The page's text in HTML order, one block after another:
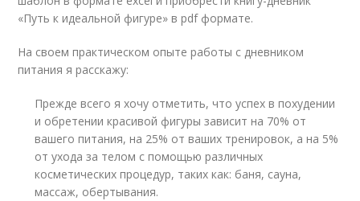
«Путь к идеальной фигуре» в pdf формате.
На своем практическом опыте работы с дневником
питания я расскажу:
Прежде всего я хочу отметить, что успех в похудении
и обретении красивой фигуры зависит на 70% от
вашего питания, на 25% от ваших тренировок, а на 5%
от ухода за телом с помощью различных
косметических процедур, таких как: баня, сауна,
массаж, обертывания.